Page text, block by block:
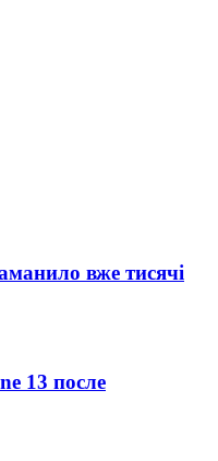
вже тисячі
13 после